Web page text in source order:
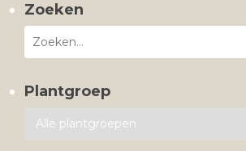
Zoeken
Plantgroep